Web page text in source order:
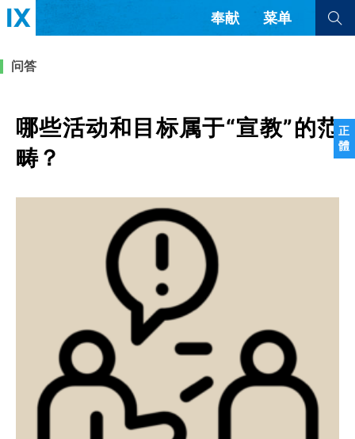
正
體
奉献 菜单
来信
解经式讲道与神学
福音传讲与宣教 成员制与教会纪律
团契生活与祷告
查看全部
查看全部
正體中文
达里语
罗马尼亚语
意大利语
土耳其语
阿拉伯语
阿尔巴尼亚语
塞尔维亚语 柬埔寨语
问答
哪些活动和目标属于“宣教”的范
畴？